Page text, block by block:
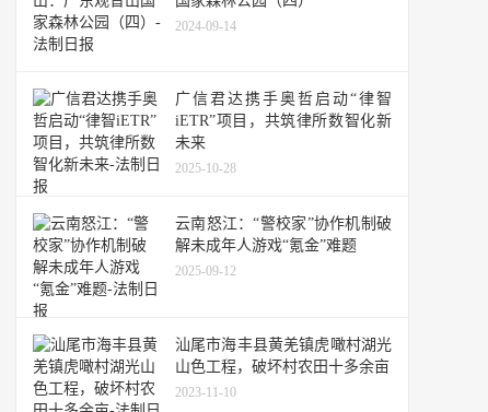
2024-09-14
广信君达携手奥哲启动“律智
iETR”项目，共筑律所数智化新
未来
2025-10-28
云南怒江：“警校家”协作机制破
解未成年人游戏“氪金”难题
2025-09-12
汕尾市海丰县黄羌镇虎噉村湖光
山色工程，破坏村农田十多余亩
2023-11-10